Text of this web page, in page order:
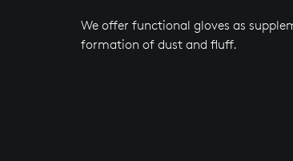
We offer functional gloves as
formation of dust and fluff.